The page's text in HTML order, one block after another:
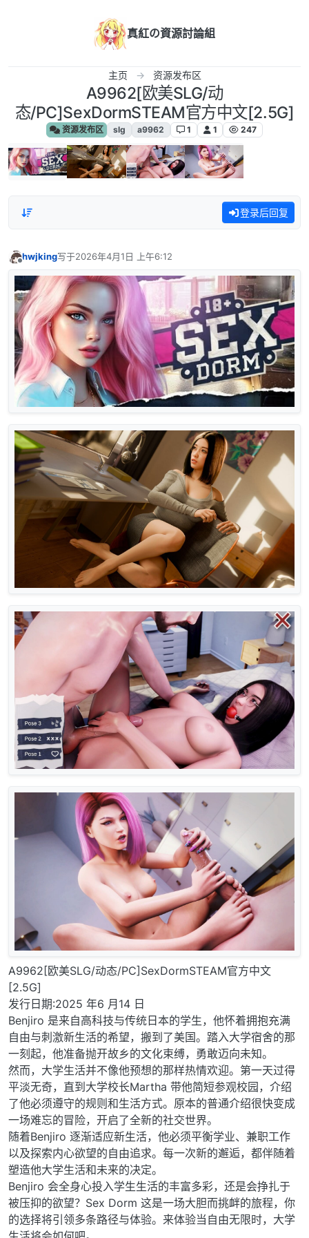
真紅の資源討論組
主页 资源发布区
A9962[欧美SLG/动
态/PC]SexDormSTEAM官方中文[2.5G]
资源发布区 slg a9962 1 1 247
登录后回复
hwjking写于2026年4月1日 上午6:12
最后由 编辑
A9962[欧美SLG/动态/PC]SexDormSTEAM官方中文
[2.5G]
发行日期:2025 年6 月14 日
Benjiro 是来自高科技与传统日本的学生，他怀着拥抱充满
自由与刺激新生活的希望，搬到了美国。踏入大学宿舍的那
一刻起，他准备抛开故乡的文化束缚，勇敢迈向未知。
然而，大学生活并不像他预想的那样热情欢迎。第一天过得
平淡无奇，直到大学校长Martha 带他简短参观校园，介绍
了他必须遵守的规则和生活方式。原本的普通介绍很快变成
一场难忘的冒险，开启了全新的社交世界。
随着Benjiro 逐渐适应新生活，他必须平衡学业、兼职工作
以及探索内心欲望的自由追求。每一次新的邂逅，都伴随着
塑造他大学生活和未来的决定。
Benjiro 会全身心投入学生生活的丰富多彩，还是会挣扎于
被压抑的欲望？Sex Dorm 这是一场大胆而挑衅的旅程，你
的选择将引领多条路径与体验。来体验当自由无限时，大学